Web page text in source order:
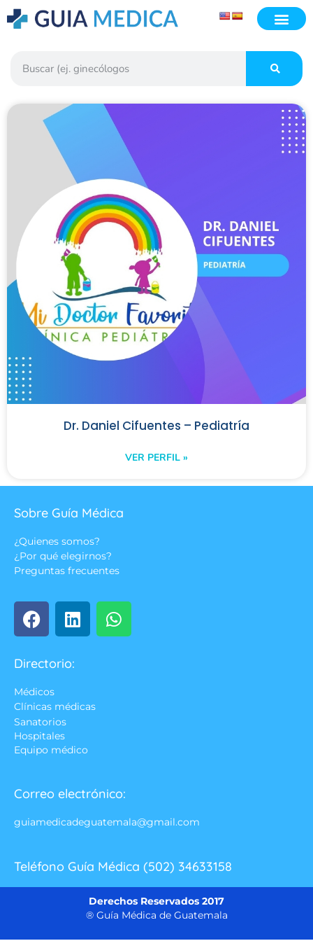
Dr. Daniel Cifuentes – Pediatría
VER PERFIL »
Sobre Guía Médica
¿Quienes somos?
¿Por qué elegirnos?
Preguntas frecuentes
Directorio:
Médicos
Clínicas médicas
Sanatorios
Hospitales
Equipo médico
Correo electrónico:
guiamedicadeguatemala@gmail.com
Teléfono Guía Médica (502) 34633158
Derechos Reservados 2017
® Guía Médica de Guatemala